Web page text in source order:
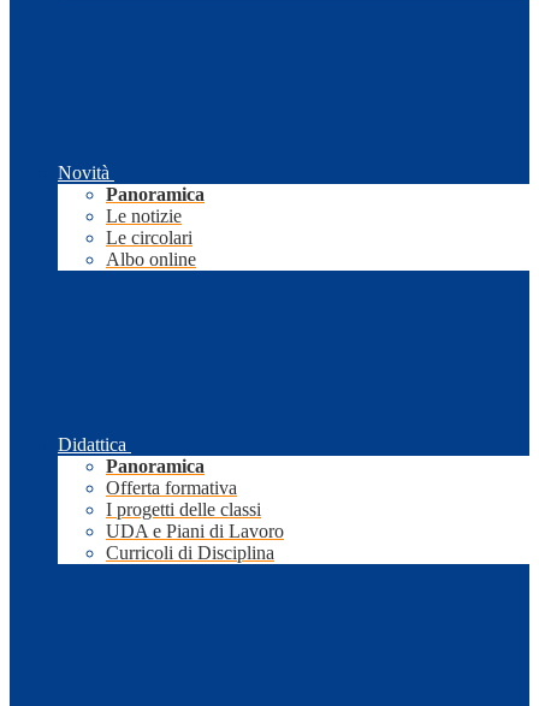
Novità
Panoramica
Le notizie
Le circolari
Albo online
Didattica
Panoramica
Offerta formativa
I progetti delle classi
UDA e Piani di Lavoro
Curricoli di Disciplina